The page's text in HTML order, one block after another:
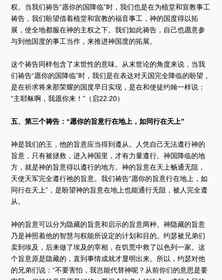
权。当我们祷告“愿你的国降临”时，我们也是在为植堂和宣教事工
祷告，我们盼望借着植堂和宣教的福音事工，神的国度得以拓
展，使全地都服在神的主权之下。我们如此祷告，自己也愿意参
与到他国度的事工当作，来推进神国度的拓展。
这个祷告同样包含了末世性的意味。从末世论的角度来说，当我
们祷告“愿你的国降临”时，我们是在表达对天国完全降临的盼望，
是在祈求将来那荣耀的国度早日实现，是在和使徒约翰一样说：
“主耶稣啊，我愿你来！”（启22:20）
五、第三个祷告：“愿你的旨意行在地上，如同行在天上”
神是我们的王，他的旨意应当得到遵从。人凭自己无法遵行神的
旨意，只有被拯救，进入神国里，才有力量遵行。神国降临的地
方，就是神的旨意得以遵行的地方。神的旨意在天上畅通无阻，
天使天军完全遵行祂的旨意。我们祷告“愿你的旨意行在地上，如
同行在天上”，是盼望神的旨意在地上也能通行无阻，被人完全遵
从。
神的旨意可以分为隐藏的旨意和启示的旨意两种。神隐藏的旨意
乃是神照着他的智慧与权能所设定的计划和目的。约瑟被兄弟们
卖到埃及，后来做了埃及的宰相，在饥荒中救了以色列一家。这
个旨意原是隐藏的，直到事情成就才显明出来。所以，约瑟对他
的兄弟们说：“不要害怕，我岂能代替神呢？从前你们的意思是要